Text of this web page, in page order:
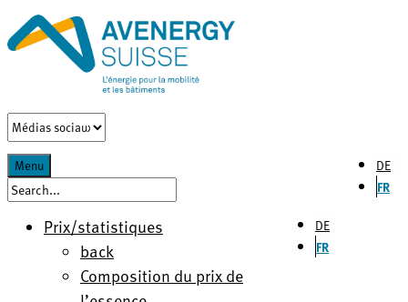
DE
FR
Menu
DE
FR
Prix/statistiques
back
Composition du prix de